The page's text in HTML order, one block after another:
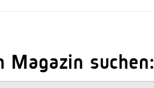
Magazin suchen: